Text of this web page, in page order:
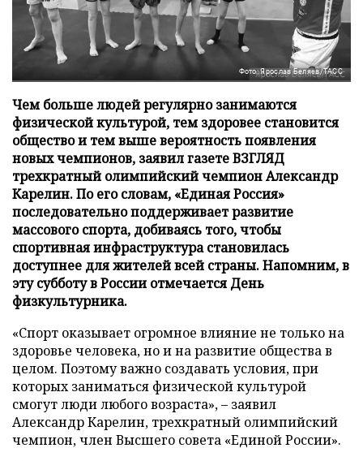
Фото: Ярослав Беляев/ТАСС
Чем больше людей регулярно занимаются
физической культурой, тем здоровее становится
общество и тем выше вероятность появления
новых чемпионов, заявил газете ВЗГЛЯД
трехкратный олимпийский чемпион Александр
Карелин. По его словам, «Единая Россия»
последовательно поддерживает развитие
массового спорта, добиваясь того, чтобы
спортивная инфраструктура становилась
доступнее для жителей всей страны. Напомним, в
эту субботу в России отмечается День
физкультурника.
«Спорт оказывает огромное влияние не только на
здоровье человека, но и на развитие общества в
целом. Поэтому важно создавать условия, при
которых заниматься физической культурой
смогут люди любого возраста», – заявил
Александр Карелин, трехкратный олимпийский
чемпион, член Высшего совета «Единой России».